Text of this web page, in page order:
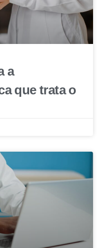
a
que trata o